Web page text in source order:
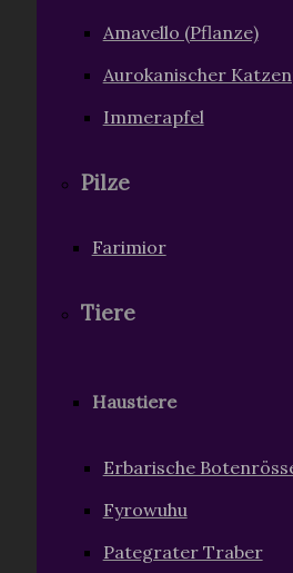
Amavello (Pflanze)
Aurokanischer
Immerapfel
Pilze
Farimior
Tiere
Haustiere
Erbarische
Fyrowuhu
Pategrater Traber